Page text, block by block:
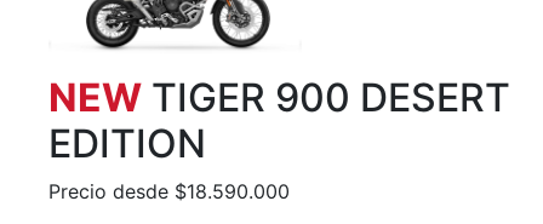
NEW TIGER 900 DESERT
EDITION
Precio desde $18.590.000